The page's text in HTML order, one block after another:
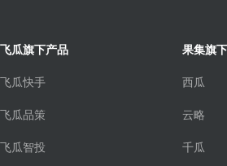
飞瓜旗下产品
飞瓜快手
飞瓜品策
飞瓜智投
果集旗
西瓜
云略
千瓜